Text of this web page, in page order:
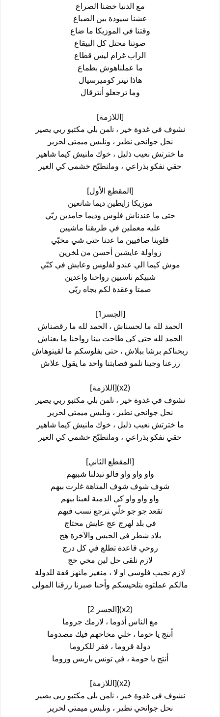
ﻣﻊ ﺍﻟﺪﻧﻴﺎ ﺧﻀﻨﺎ ﺍﻟﺼﺮﺍﻉ
ﻋﺸﻨﺎ ﺳﻴﻮﺩﺓ ﺑﻴﻦ ﺍﻟﻀﺒﺎﻉ
ﻭﻗﺘﻨﺎ ﻓﻲ ﺍﻟﻤﻮﺯﻳﻜﺎ ﻣﺎ ﺿﺎﻉ
ﺻﻮﺗﻨﺎ ﻣﺤﺘﻞ ﻛﻞ ﺍﻟﺒﻴﻘﺎﻉ
ﺍﻟﺮﺍﺏ ﻏﺮﺍﻡ ﻟﻴﺲ ﻗﻄﺎﻉ
ﻣﺎ ﻋﻤﻠﻨﺎﻫﻮﺵ ﺑﻄﻤﺎﻉ
ﻫﺎﺫﺍ ﺗﻴﺘﺮ ﻛﻮﻣﻴﺮﺳﻴﺎﻝ
ﻭﻣﺎ ﺗﺮﺟﻌﻠﻮ ﺃﻧﺘﺮﻗﺎﻝ
[اللازمة]
ﻧﺸﻮﻑ ﻓﻲ ﻏﺪﻭﺓ ﺧﻴﺮ ، ﻧاﻤﻦ ﺑﻠﻲ ﻣﻜﺘﺒﻮ ﺭﺑﻲ ﻳﺼﻴﺮ
ﻧﺤﻞ ﺟﻮﺍﻧﺤﻲ ﻧﻄﻴﺮ ، ﻭﻧﻠﺒﺲ ﻣﻴﻤﺘﻲ ﻟﺤﺮﻳﺮ
ﻣﺎ ﺧﺘﺮﺗﺶ ﻧﻌﻴﺐ ﺫﻟﻴﻞ ، ﺧﻮﻙ ﻣاﻨﻴﺶ ﻛيما ﺷﺎﻫﻴﺮ
ﺣﻘﻲ ﻧﻔﻜﻮ ﺑﺬﺭﺍﻋﻲ ، ﻭﻣاﻨﻄﻴّﺢ ﺧﺸﻤﻲ كي اﻟﻐﻴﺮ
[المقطع الأول]
ﻣﻮﺯﻳﻜﺎ ﺯﺍﻳﻄﻴﻦ ﺩﻳﻤﺎ ﺷﺎﻧﻌﻴﻦ
ﺣﺘﻰ ﻣﺎ ﻋﻨﺪﻧﺎﺵ ﻓﻠﻮﺱ ﻭﺩﻳﻤﺎ ﺣﺎﻣﺪﻳﻦ ﺭﺑّﻲ
ﻋﻠﻴﻪ ﻣﻌﻤﻠﻴﻦ ﻓﻲ ﻃﺮﻳﻘﻨﺎ ﻣﺎﺷﻴﻴﻦ
ﻗﻠﻮﺑﻨﺎ ﺻﺎﻓﻴﻴﻦ ﻣﺎ ﻋدﻨﺎ ﺣﺘﻰ ﺷﻲ ﻣﺨﺒّﻲ
ﺯﻭاﻭﻟﺔ ﻋﺎﻳﺸﻴﻦ ﺃﺣﺴﻦ ﻣن ﻠﺨﺮﻳﻦ
ﻣﻮﺵ ﻛﻴﻤﺎ ﺍﻟﻲ ﻋﻨﺪﻭ ﻟﻔلوﺲ ﻭﻋﺎﻳﺶ ﻓﻲ ﻛﺒّﻲ
ﺷﺒﻴﻜﻢ ﻧﺎﺳﻴﻴﻦ ﺭﻭﺍﺣﻨﺎ ﻭﺍﻋﺪﻳﻦ
ﺻﻤﺘﺎ ﻭﻋﻘﺪﺓ ﻟﻜﻢ ﺑﺠﺎﻩ ﺭﺑّﻲ
[1الجسر]
ﺍﻟﺤﻤﺪ ﻟﻠﻪ ﻣﺎ ﻟﺤﺴﻨﺎﺵ ، ﺍﻟﺤﻤﺪ لله ﻣﺎ ﺭﻗﺼﻨﺎﺵ
ﺍﻟﺤﻤﺪ لله ﺣﺘﻰ ﻛﻲ ﻃﺎﺣﺖ ﺑﻴﻨﺎ ﺭﻭﺍﺣﻨﺎ ﻣﺎ ﺑﻌﻨﺎﺵ
ﺭﺑﺤﻨﺎﻛﻢ ﺑﺮﺷﺎ ﺑﺒﻼﺵ ، ﺣﺘﻰ ﺑﻔﻠﻮﺳﻜﻢ ﻣﺎ ﻟﻘﻴﺘﻮﻫﺎﺵ
ﺯﺭﻋﻨﺎ ﻭﺟﻴﻨﺎ ﻧﻠﻤﻮ ﻓﺼﺎﺑﺘﻨﺎ ﻭاﺣﺪ ﻣﺎ ﻳﻘﻮﻝ ﻋﻼﺵ
[اللازمة](x2)
ﻧﺸﻮﻑ ﻓﻲ ﻏﺪﻭﺓ ﺧﻴﺮ ، ﻧاﻤﻦ ﺑﻠﻲ ﻣﻜﺘﺒﻮ ﺭﺑﻲ ﻳﺼﻴﺮ
ﻧﺤﻞ ﺟﻮﺍﻧﺤﻲ ﻧﻄﻴﺮ ، ﻭﻧﻠﺒﺲ ﻣﻴﻤﺘﻲ ﻟﺤﺮﻳﺮ
ﻣﺎ ﺧﺘﺮﺗﺶ ﻧﻌﻴﺐ ﺫﻟﻴﻞ ، ﺧﻮﻙ ﻣاﻨﻴﺶ ﻛيما ﺷﺎﻫﻴﺮ
ﺣﻘﻲ ﻧﻔﻜﻮ ﺑﺬﺭﺍﻋﻲ ، ﻭﻣاﻨﻄﻴّﺢ ﺧﺸﻤﻲ كي اﻟﻐﻴﺮ
[المقطع الثاني]
ﻭاﻭ واو ﻭاﻭ ﻗﺎﻟﻮ ﺗﺒﺪﻟﻨﺎ ﺷﺒﻴﻬﻢ
ﺷﻮﻑ ﺷﻮﻑ ﺷﻮﻑ ﺍﻟﻤﺘﺎﻫﺔ ﻏاﺮﺕ ﺑﻴﻬﻢ
ﻭاﻭ ﻭاﻭ ﻭاﻭ ﻛﻲ الدمية ﻟﻌﺒﻨﺎ ﺑﻴﻬﻢ
ﺗﻘﻌﺪ ﺟﻮ ﺟﻮ ﺧلّي ﻨﺮﺟﻊ ﻧﺴﺐ ﻓﻴﻬﻢ
ﻓﻲ ﺑﻠﺪ ﻟﻬﺮﺝ ﻋﺞ ﻋﺎﻳﺶ محتاج
ﺑﻼﺩ ﺷﻄﺮ ﻓﻲ ﺍﻟﺤﺒﺲ ﻭالآﺧﺮة ﻫﺞ
ﺭﻭﺣﻲ ﻗﺎﻋﺪﺓ ﺗﻄﻠﻊ ﻓﻲ ﻛﻞ ﺩﺭﺝ
ﻻﺯﻡ ﻧﻠﻘﻰ ﺣﻞ ﻟﻴﻦ ﻣﺨﻲ ﺧﺞ
ﻻﺯﻡ ﻧﺠﻴﺐ ﻓﻠﻮﺳﻲ ﺍﻭ ﻻ ، ﻣﻨﻐﻴﺮ ﻣاﻨﻬﺰ ﻗﻔﺔ ﻟﻠﺪﻭﻟﺔ
ﻣﺎلكم ﻋﻤﻠﺘﻮﻩ ﺑﺘﻠﺤﻴﺴﻜﻢ ﻭﺃﺣﻨﺎ ﺻﺒﺮﻧﺎ ﺭﺯﻗﻨﺎ ﺍﻟﻤﻮﻟﻰ
[الجسر 2](x2)
ﻣﻊ ﺍﻟﻨﺎﺱ ﺃﺫﻭﻣﺎ ، ﻻﺯﻣﻚ ﺟﺮﻭﻣﺎ
ﺃﻧﺘﺞ ﻳﺎ ﺣﻮﻣﺎ ، ﺧﻠﻲ ﻣﺨﺎﺧﻬﻢ ﻓﻴﻚ ﻣﺼﺪﻭﻣﺎ
ﺩﻭﻟﺔ ﻗﺮﻭﻣﺎ ، ﻓﻘﺮ ﻟﻠﻜﺮﻭﻣﺎ
ﺃﻧﺘﺞ ﻳﺎ ﺣﻮﻣﺔ ، ﻓﻲ ﺗﻮﻧﺲ ﺑﺎﺭﻳﺲ ﻭﺭﻭﻣﺎ
[اللازمة](x2)
ﻧﺸﻮﻑ ﻓﻲ ﻏﺪﻭﺓ ﺧﻴﺮ ، ﻧاﻤﻦ ﺑﻠﻲ ﻣﻜﺘﺒﻮ ﺭﺑﻲ ﻳﺼﻴﺮ
ﻧﺤﻞ ﺟﻮﺍﻧﺤﻲ ﻧﻄﻴﺮ ، ﻭﻧﻠﺒﺲ ﻣﻴﻤﺘﻲ ﻟﺤﺮﻳﺮ